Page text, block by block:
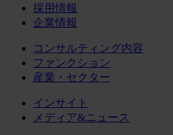
採用情報
企業情報
コンサルティング内容
ファンクション
産業・セクター
インサイト
メディア&ニュース